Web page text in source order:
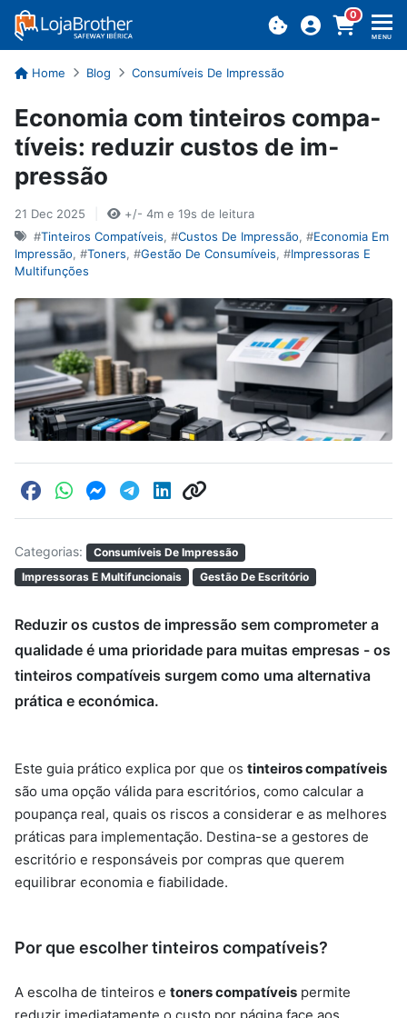
0
MENU
Home Blog Consumíveis De Impressão
Eco­nomia com tin­teiros com­pa­
tí­veis: re­duzir custos de im­
pressão
21 Dec 2025
+/- 4m e 19s de leitura
#Tinteiros Compatíveis, #Custos De Impressão, #Economia Em
Impressão, #Toners, #Gestão De Consumíveis, #Impressoras E
Multifunções
Categorias:
Consumíveis De Impressão
Impressoras E Multifuncionais
Gestão De Escritório
Reduzir os custos de impressão sem comprometer a
qualidade é uma prioridade para muitas empresas - os
tinteiros compatíveis surgem como uma alternativa
prática e económica.
Este guia prático explica por que os tinteiros compatíveis
são uma opção válida para escritórios, como calcular a
poupança real, quais os riscos a considerar e as melhores
práticas para implementação. Destina-se a gestores de
escritório e responsáveis por compras que querem
equilibrar economia e fiabilidade.
Por que escolher tinteiros compatíveis?
A escolha de tinteiros e toners compatíveis permite
reduzir imediatamente o custo por página face aos